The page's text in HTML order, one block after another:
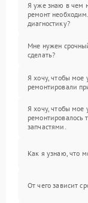
Я уже знаю в чем
ремонт
диагностику?
Мне нужен
сделать?
Я хочу, чтобы мое
ремонтировали
Я хочу, чтобы мое
ремонтировалось
запчастями.
Как я узнаю, что
От чего зависит